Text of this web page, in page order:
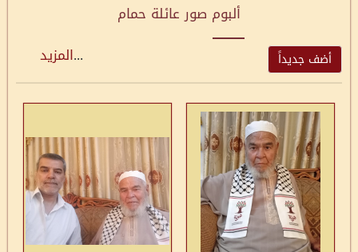
ألبوم صور عائلة حمام
أضف جديداً ...المزيد